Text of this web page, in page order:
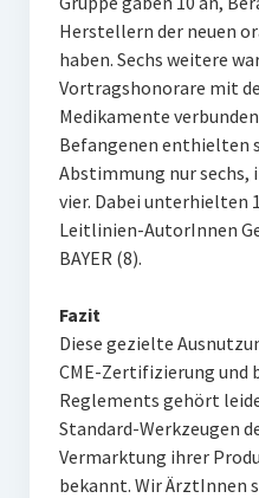
Herstellern der neuen
haben. Sechs weitere
Vortragshonorare mit
Medikamente
Befangenen enthielten
Abstimmung nur sechs,
vier. Dabei unterhielten
Leitlinien-AutorInnen
BAYER (8).
Fazit
Diese gezielte
CME-Zertifizierung und
Reglements gehört
Standard-Werkzeugen
Vermarktung ihrer
bekannt. Wir ÄrztInnen